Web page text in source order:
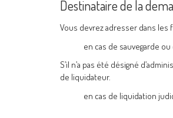
Destinataire de la
Vous devrez adresser dans
en cas de sauvegarde
S’il n’a pas été désigné
de liquidateur.
en cas de liquidation